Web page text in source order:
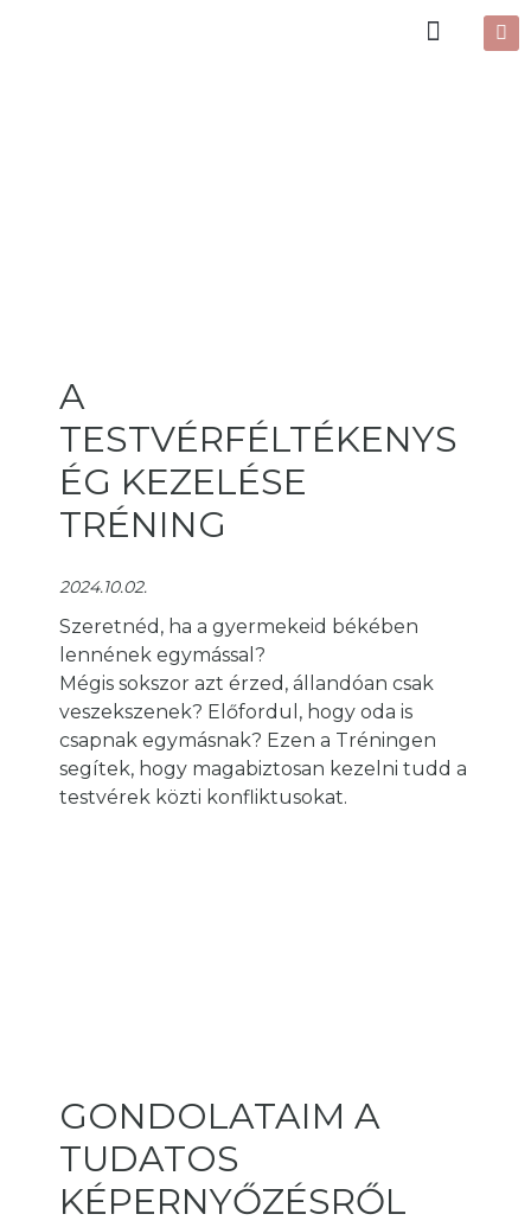
A
TESTVÉRFÉLTÉKENYS
ÉG KEZELÉSE
TRÉNING
2024.10.02.
Szeretnéd, ha a gyermekeid békében
lennének egymással?
Mégis sokszor azt érzed, állandóan csak
veszekszenek? Előfordul, hogy oda is
csapnak egymásnak? Ezen a Tréningen
segítek, hogy magabiztosan kezelni tudd a
testvérek közti konfliktusokat.
GONDOLATAIM A
TUDATOS
KÉPERNYŐZÉSRŐL